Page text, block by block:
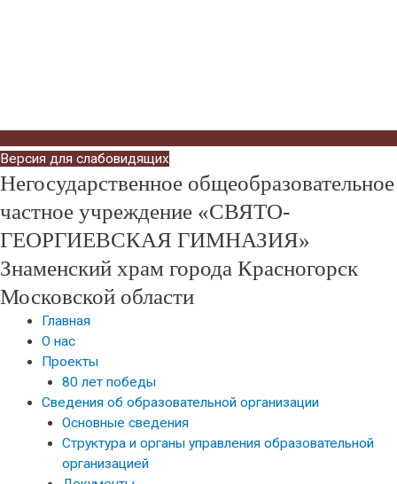
Версия для слабовидящих
Негосударственное общеобразовательное
частное учреждение «СВЯТО-
ГЕОРГИЕВСКАЯ ГИМНАЗИЯ»
Знаменский храм города Красногорск
Московской области
Главная
О нас
Проекты
80 лет победы
Сведения об образовательной организации
Основные сведения
Структура и органы управления образовательной
организацией